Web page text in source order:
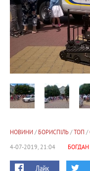
НОВИНИ/ БОРИСПІЛЬ/ТОП /
4-07-2019, 21:04
БОГДАН
Лайк